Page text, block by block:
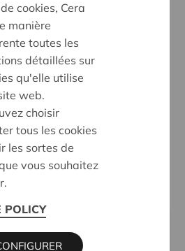
2025
2025
Eikenveldstraat 19, 9280
cookies, Cera
manière
toutes les
détaillées sur
qu'elle utilise
web.
choisir
tous les cookies
les sortes de
vous souhaitez
POLICY